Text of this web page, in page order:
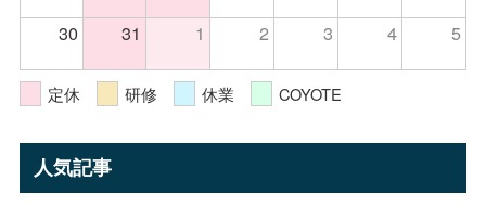
30
31 1 2 3 4 5
定休 研修 休業 COYOTE
人気記事